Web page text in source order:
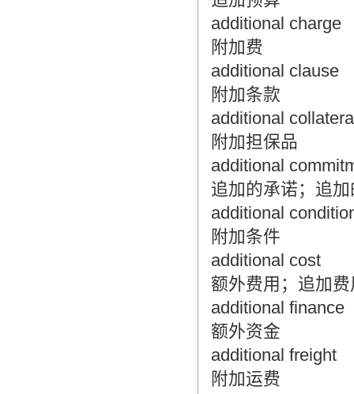
additional charge
附加费
additional clause
附加条款
additional
附加担保品
additional
追加的承诺；追
additional
附加条件
additional cost
额外费用；追加费
additional finance
额外资金
additional freight
附加运费